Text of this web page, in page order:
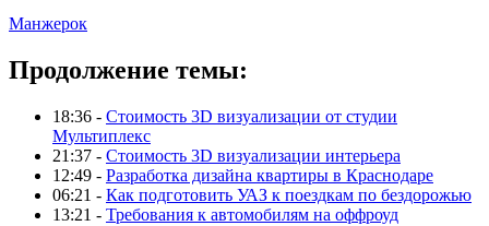
Манжерок
Продолжение темы:
18:36 - Стоимость 3D визуализации от студии
Мультиплекс
21:37 - Стоимость 3D визуализации интерьера
12:49 - Разработка дизайна квартиры в Краснодаре
06:21 - Как подготовить УАЗ к поездкам по бездорожью
13:21 - Требования к автомобилям на оффроуд